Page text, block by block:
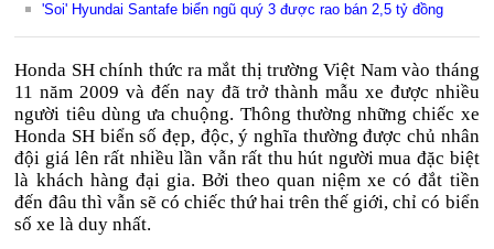
'Soi' Hyundai Santafe biển ngũ quý 3 được rao bán 2,5 tỷ đồng
Honda SH chính thức ra mắt thị trường Việt Nam vào tháng
11 năm 2009 và đến nay đã trở thành mẫu xe được nhiều
người tiêu dùng ưa chuộng. Thông thường những chiếc xe
Honda SH biển số đẹp, độc, ý nghĩa thường được chủ nhân
đội giá lên rất nhiều lần vẫn rất thu hút người mua đặc biệt
là khách hàng đại gia. Bởi theo quan niệm xe có đắt tiền
đến đâu thì vẫn sẽ có chiếc thứ hai trên thế giới, chỉ có biển
số xe là duy nhất.